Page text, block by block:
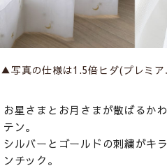
▲写真の仕様は1.5倍ヒダ(プレミア
お星さまとお月さまが散ばるか
テン。
シルバーとゴールドの刺繍がキ
ンチック。